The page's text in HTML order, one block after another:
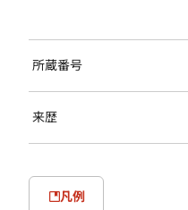
所蔵番号
来歴
凡例